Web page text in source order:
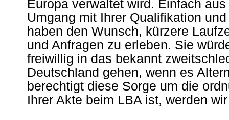
Europa verwaltet wird. Einfach
Umgang mit Ihrer Qualifikation
haben den Wunsch, kürzere
und Anfragen zu erleben. Sie
freiwillig in das bekannt
Deutschland gehen, wenn es
berechtigt diese Sorge um die
Ihrer Akte beim LBA ist, werden